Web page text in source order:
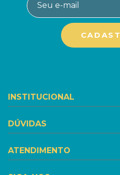
INSTITUCIONAL
DÚVIDAS
ATENDIMENTO